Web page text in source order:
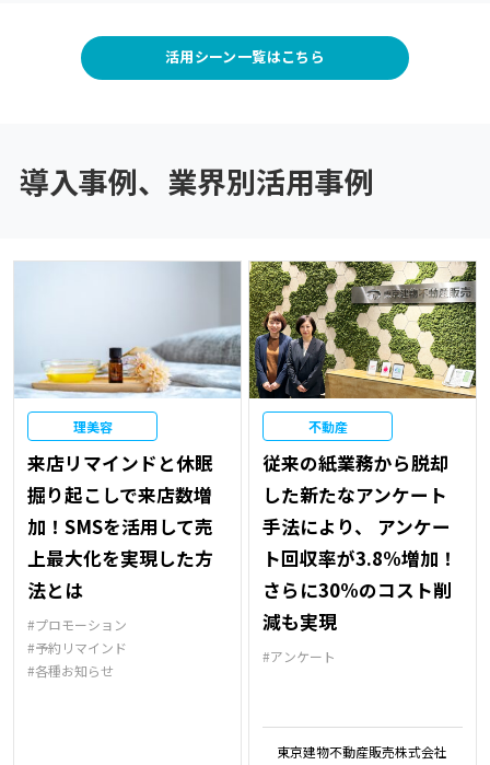
活用シーン一覧はこちら
導入事例、業界別活用事例
理美容
来店リマインドと休眠
掘り起こしで来店数増
加！SMSを活用して売
上最大化を実現した方
法とは
プロモーション
予約リマインド
各種お知らせ
不動産
従来の紙業務から脱却
した新たなアンケート
手法により、 アンケー
ト回収率が3.8%増加！
さらに30%のコスト削
減も実現
アンケート
東京建物不動産販売株式会社